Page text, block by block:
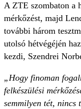
A ZTE szombaton a
mérkőzést, majd
további három
utolsó hétvégéjén
kezdi, Szendrei
„Hogy finoman
felkészülési
semmilyen tét, nincs